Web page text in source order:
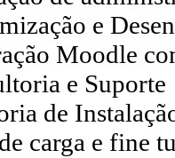
e
Moodle
e Suporte
de
carga e fine